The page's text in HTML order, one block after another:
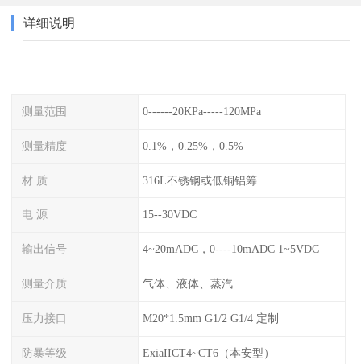
详细说明
测量范围 0------20KPa-----120MPa
测量精度 0.1%，0.25%，0.5%
材 质 316L不锈钢或低铜铝筹
电 源 15--30VDC
输出信号 4~20mADC，0----10mADC 1~5VDC
测量介质 气体、液体、蒸汽
压力接口 M20*1.5mm G1/2 G1/4 定制
防暴等级 ExiaIICT4~CT6（本安型）